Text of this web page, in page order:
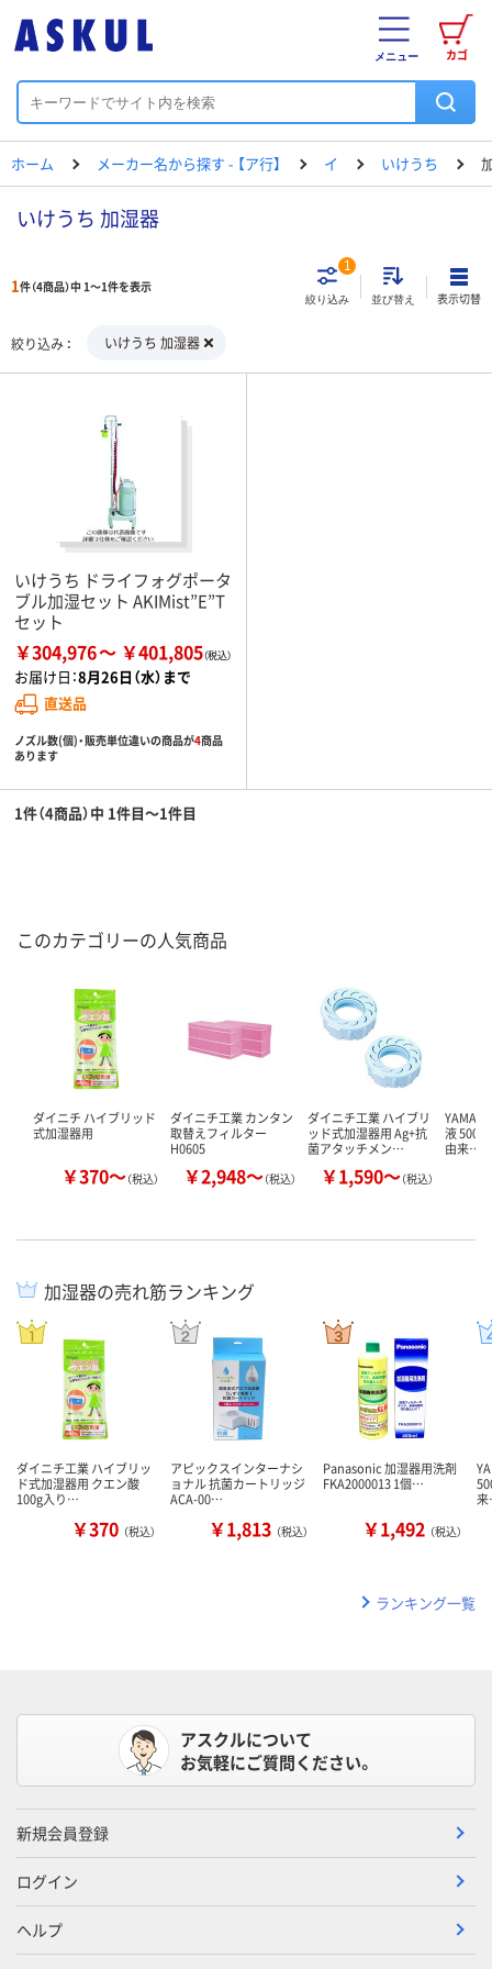
カゴ
メニュー
ホーム メーカー名から探す - 【ア行】 イ いけうち
いけうち 加湿器
1件（4商品）中 1～1件を表示
絞り込み
1
並び替え 表示切替
絞り込み いけうち 加湿器
いけうち ドライフォグポータ
ブル加湿セット AKIMist”E”T
セット
￥304,976 ￥401,805
お届け日：8月26日（水）まで
直送品
ノズル数(個)・販売単位違いの商品が4商品
あります
1件（4商品）中 1件目～1件目
このカテゴリーの人気商品
ダイニチ ハイブリッド
式加湿器用
￥370～（税込）
ダイニチ工業 カンタン
取替えフィルター
H0605
￥2,948～（税込）
ダイニチ工業 ハイブリ
ッド式加湿器用 Ag+抗
菌アタッチメン…
￥1,590～（税込）
液
由来…
加湿器の売れ筋ランキング
ダイニチ工業 ハイブリッ
ド式加湿器用 クエン酸
100g入り…
￥370 （税込）
アピックスインターナシ
ョナル 抗菌カートリッジ
ACA-00…
￥1,813 （税込）
Panasonic 加湿器用洗剤
FKA2000013 1個…
￥1,492 （税込）
ランキング一覧
アスクルについて
お気軽にご質問ください。
新規会員登録
ログイン
ヘルプ